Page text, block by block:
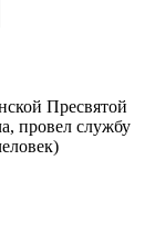
Пресвятой
провел службу